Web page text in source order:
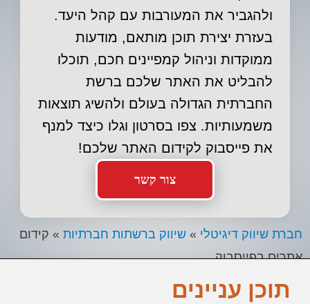
ולהגביר את המעורבות עם קהל היעד.
בעזרת יצירת תוכן מותאם, מודעות
ממוקדות וניהול קמפיינים חכם, תוכלו
להבליט את האתר שלכם ברשת
החברתית הגדולה בעולם ולהשיג תוצאות
משמעותיות. צפו בסרטון וגלו כיצד למנף
את פייסבוק לקידום האתר שלכם!
צור קשר
חברת שיווק דיגיטלי » שיווק ברשתות חברתיות » קידום
אתרים בפייסבוק
תוכן עניינים